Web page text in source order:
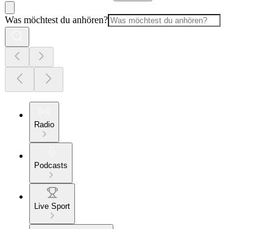
Was möchtest du anhören?
Radio
Podcasts
Live Sport